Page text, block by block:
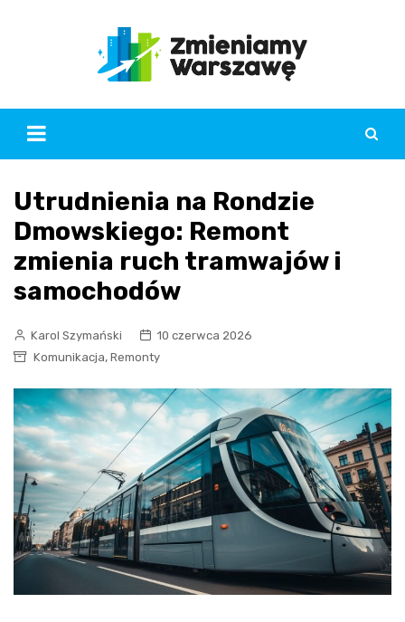
Utrudnienia na Rondzie
Dmowskiego: Remont
zmienia ruch tramwajów i
samochodów
Karol Szymański
10 czerwca 2026
Komunikacja, Remonty